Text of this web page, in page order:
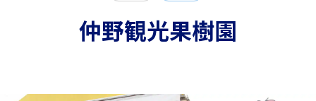
おすすめの旅仲野観光果樹園